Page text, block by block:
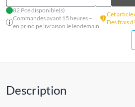
82 Pce disponible(s)
Commandes avant 15 heures –
en principe livraison le lendemain
Cet article
Des frais
Description